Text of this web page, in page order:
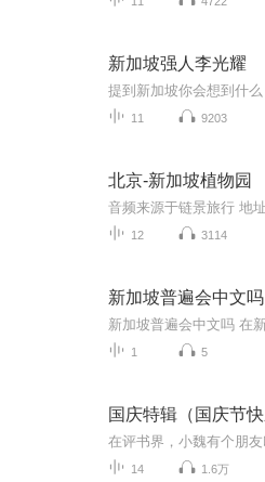
新加坡强人李光耀
11 9203
北京-新加坡植物园
12 3114
新加坡普遍会中文吗
1 5
国庆特辑（国庆节快
14 1.6万